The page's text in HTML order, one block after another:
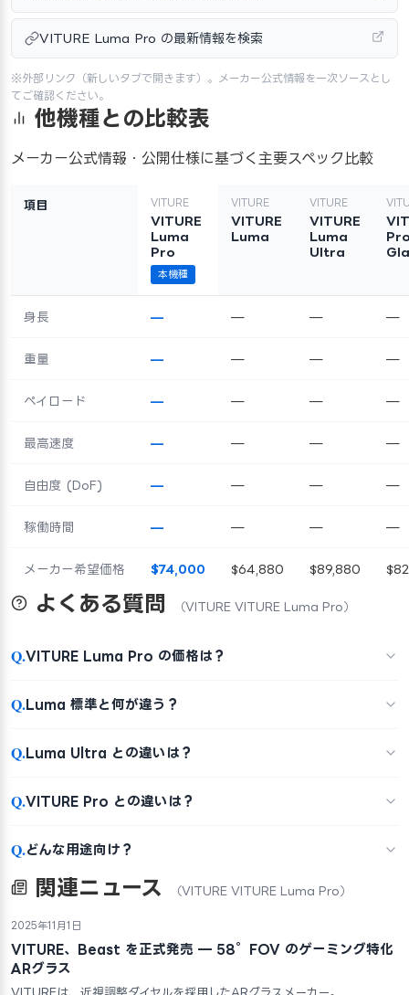
VITURE Luma Pro の最新情報を検索
※外部リンク（新しいタブで開きます）。メーカー公式情報を一次ソースとし
てご確認ください。
他機種との比較表
メーカー公式情報・公開仕様に基づく主要スペック比較
項目 VITURE
VITURE
Luma
Pro
本機種
VITURE
VITURE
Luma
VITURE
VITURE
Luma
Ultra
身長 — — — —
重量 — — — —
ペイロード — — — —
最高速度 — — — —
自由度 (DoF) — — — —
稼働時間 — — — —
メーカー希望価格 $74,000 $64,880 $89,880
よくある質問 （VITURE VITURE Luma Pro）
Q.VITURE Luma Pro の価格は？
Q.Luma 標準と何が違う？
Q.Luma Ultra との違いは？
Q.VITURE Pro との違いは？
Q.どんな用途向け？
関連ニュース （VITURE VITURE Luma Pro）
2025年11月1日
VITURE、Beast を正式発売 — 58°FOV のゲーミング特化
ARグラス
VITUREは、近視調整ダイヤルを採用したARグラスメーカー。